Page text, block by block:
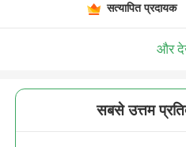
सत्यापित प्रदायक
और
सबसे उत्तम